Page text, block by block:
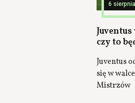
6
czy to
Juventus
się w
Mistrzów